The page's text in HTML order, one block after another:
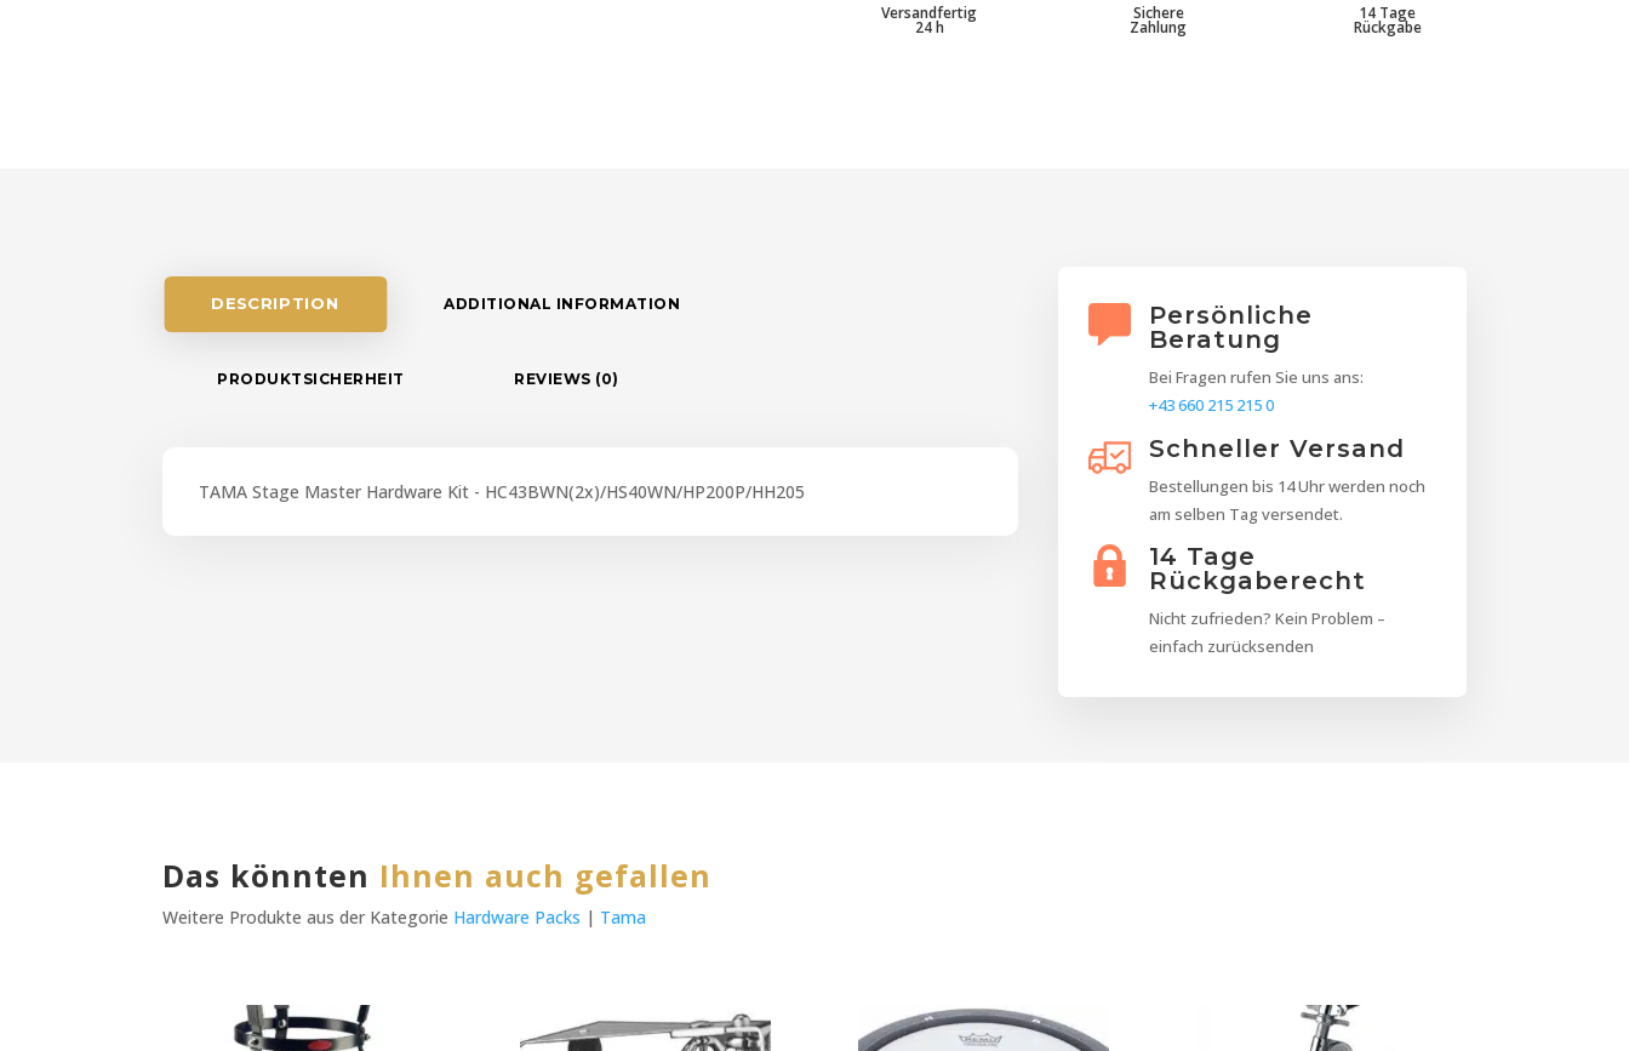
Versandfertig
24 h
Sichere
Zahlung
14 Tage
Rückgabe
DESCRIPTION ADDITIONAL INFORMATION
PRODUKTSICHERHEIT REVIEWS (0)
TAMA Stage Master Hardware Kit - HC43BWN(2x)/HS40WN/HP200P/HH205
Persönliche
Beratung
Bei Fragen rufen Sie uns ans:
+43 660 215 215 0
Schneller Versand
Bestellungen bis 14 Uhr werden noch
am selben Tag versendet.
14 Tage
Rückgaberecht
Nicht zufrieden? Kein Problem –
einfach zurücksenden
Das könnten Ihnen auch gefallen
Weitere Produkte aus der Kategorie Hardware Packs | Tama